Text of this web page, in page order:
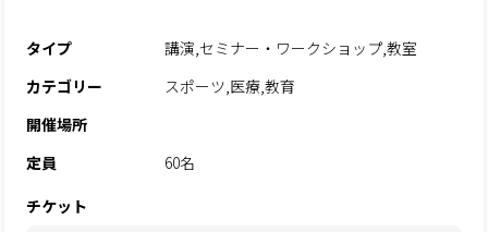
タイプ
講演,セミナー・ワークショップ,教室
カテゴリー
スポーツ,医療,教育
開催場所
定員
60名
チケット